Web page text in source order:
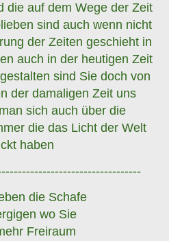
die auf dem Wege der Zeit
sind auch wenn nicht
der Zeiten geschieht in
auch in der heutigen Zeit
sind Sie doch von
der damaligen Zeit uns
sich auch über die
die das Licht der Welt
haben
die Schafe
wo Sie
Freiraum